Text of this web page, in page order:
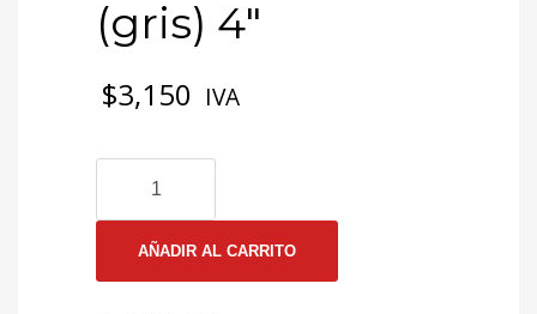
(gris) 4″
$3,150 IVA
7408
FRENO
DE
AÑADIR AL CARRITO